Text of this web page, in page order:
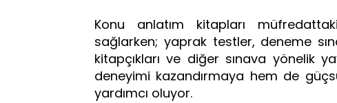
Konu anlatım kitapları
sağlarken; yaprak testler, deneme
kitapçıkları ve diğer sınava yönelik
deneyimi kazandırmaya hem de
yardımcı oluyor.